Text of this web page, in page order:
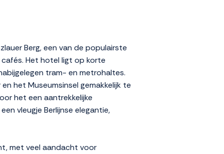
Berg, een van de populairste
cafés. Het hotel ligt op korte
tram- en metrohaltes.
het Museumsinsel gemakkelijk te
het een aantrekkelijke
vleugje Berlijnse elegantie,
met veel aandacht voor